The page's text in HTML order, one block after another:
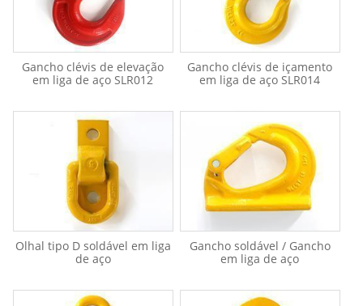
Gancho clévis de elevação
em liga de aço SLR012
Gancho clévis de içamento
em liga de aço SLR014
Olhal tipo D soldável em liga
de aço
Gancho soldável / Gancho
em liga de aço